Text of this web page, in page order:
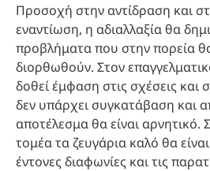
Προσοχή στην αντίδραση και
εναντίωση, η αδιαλλαξία θα
προβλήματα που στην πορεία
διορθωθούν. Στον
δοθεί έμφαση στις σχέσεις και
δεν υπάρχει συγκατάβαση και
αποτέλεσμα θα είναι αρνητικό.
τομέα τα ζευγάρια καλό θα
έντονες διαφωνίες και τις